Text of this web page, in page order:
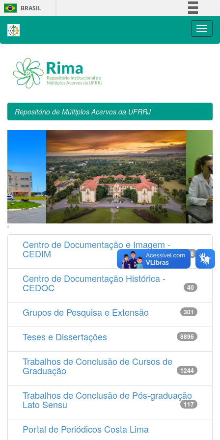
Skip
navigation
BRASIL
Repositório de Múltiplos Acervos da UFRRJ
'
Centro de Documentação e Imagem -
CEDIM 14538
Centro de Documentação Histórica -
CEDOC 40
Grupos de Pesquisa e Extensão 301
Teses e Dissertações 8896
Trabalhos de Conclusão de Cursos de
Graduação 1244
Trabalhos de Conclusão de Pós-graduação
Lato Sensu 117
Portal de Periódicos Costa Lima